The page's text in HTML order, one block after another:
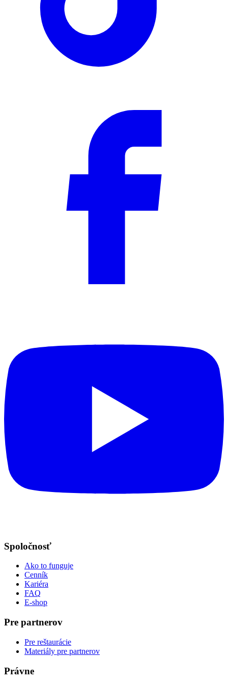
Spoločnosť
Ako to funguje
Cenník
Kariéra
FAQ
E-shop
Pre partnerov
Pre reštaurácie
Materiály pre partnerov
Právne